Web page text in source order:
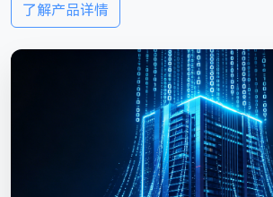
了解产品详情